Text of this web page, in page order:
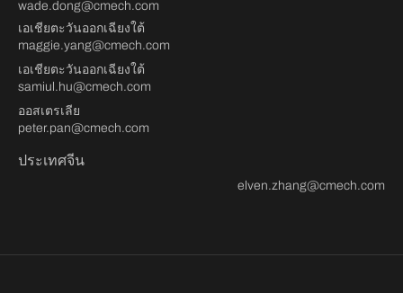
wade.dong@cmech.com
เอเชียตะวันออกเฉียงใต้
maggie.yang@cmech.com
เอเชียตะวันออกเฉียงใต้
samiul.hu@cmech.com
ออสเตรเลีย
peter.pan@cmech.com
ประเทศจีน
elven.zhang@cmech.com